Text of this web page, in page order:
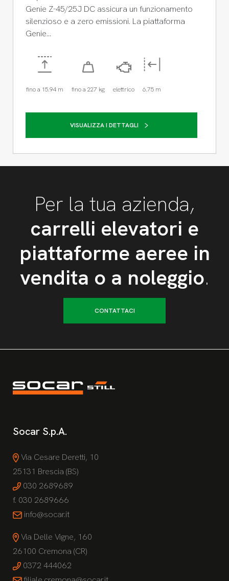
Genie Z-45/25J DC assicura un funzionamento
silenzioso e a zero emissioni. La piattaforma
Genie…
fino a 15.94 m fino a 227 kg elettrico 6.75 m
VISUALIZZA I DETTAGLI
Per la tua azienda,
carrelli elevatori e
piattaforme aeree in
vendita o a noleggio.
CONTATTACI
Socar S.p.A.
Via Cesare Deretti, 10
25131 Brescia (BS)
030 2689689
f. 030 2689666
info@socar.it
Via Delle Vigne, 160
26100 Cremona (CR)
0372 444062